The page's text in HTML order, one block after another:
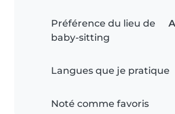
Préférence du lieu de
baby-sitting
Langues que je pratique
Noté comme favoris